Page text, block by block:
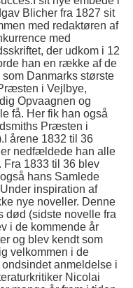
Blicher fra 1827 sit
med redaktøren af
med
der udkom i 12
han en række af de
Danmarks største
i Vejlbye,
Opvaagnen og
få. Her fik han også
Præsten i
årene 1832 til 36
nedfældede han alle
1833 til 36 blev
hans Samlede
inspiration af
nye noveller. Denne
død (sidste novelle fra
i de kommende år
og blev kendt som
velkommen i de
anmeldelse i
Nicolai